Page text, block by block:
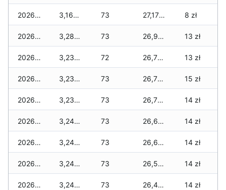
2026-07-01 3,160 zł 73 27,175 zł 8 zł
2026-06-30 3,285 zł 73 26,990 zł 13 zł
2026-06-28 3,235 zł 72 26,715 zł 13 zł
2026-06-27 3,235 zł 73 26,715 zł 15 zł
2026-06-26 3,235 zł 73 26,715 zł 14 zł
2026-06-25 3,245 zł 73 26,670 zł 14 zł
2026-06-24 3,245 zł 73 26,620 zł 14 zł
2026-06-23 3,245 zł 73 26,525 zł 14 zł
2026-06-22 3,245 zł 73 26,475 zł 14 zł